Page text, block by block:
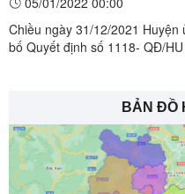
Chiều ngày 31/12/2021
bố Quyết định số 1118- QĐ/
quyết định tại hội trườngBẢN ĐỒ